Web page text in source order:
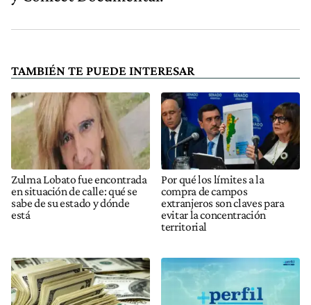
TAMBIÉN TE PUEDE INTERESAR
Zulma Lobato fue encontrada
en situación de calle: qué se
sabe de su estado y dónde
está
Por qué los límites a la
compra de campos
extranjeros son claves para
evitar la concentración
territorial